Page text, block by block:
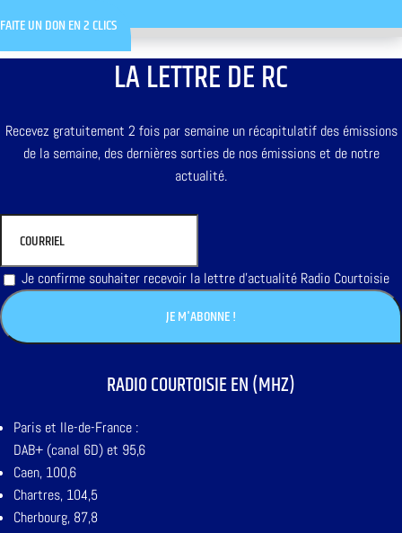
FAITE UN DON EN 2 CLICS
LA LETTRE DE RC
Recevez gratuitement 2 fois par semaine un récapitulatif des émissions
de la semaine, des dernières sorties de nos émissions et de notre
actualité.
Je confirme souhaiter recevoir la lettre d'actualité Radio Courtoisie
RADIO COURTOISIE EN (MHZ)
Paris et Ile-de-France :
DAB+ (canal 6D) et 95,6
Caen, 100,6
Chartres, 104,5
Cherbourg, 87,8